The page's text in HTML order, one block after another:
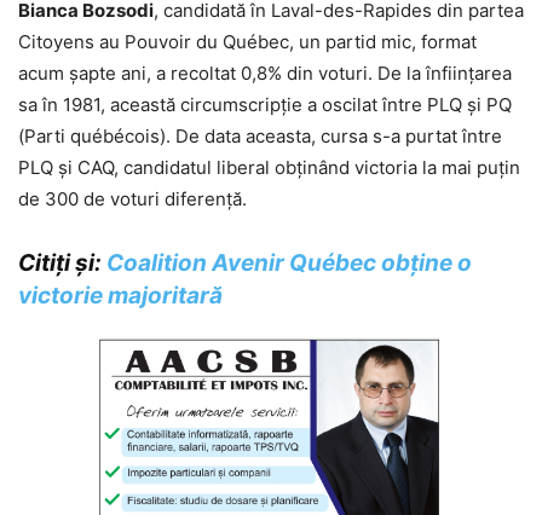
Bianca Bozsodi, candidată în Laval-des-Rapides din partea
Citoyens au Pouvoir du Québec, un partid mic, format
acum șapte ani, a recoltat 0,8% din voturi. De la înființarea
sa în 1981, această circumscripție a oscilat între PLQ și PQ
(Parti québécois). De data aceasta, cursa s-a purtat între
PLQ și CAQ, candidatul liberal obținând victoria la mai puțin
de 300 de voturi diferență.
Citiți și: Coalition Avenir Québec obține o
victorie majoritară